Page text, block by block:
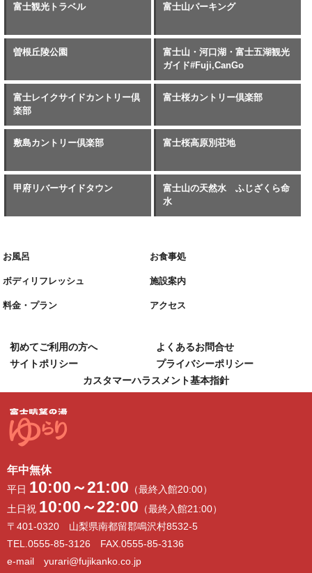
富士観光トラベル 富士山パーキング
曽根丘陵公園
富士山・河口湖・富士五湖観光
ガイド#Fuji,CanGo
富士レイクサイドカントリー倶
楽部
富士桜カントリー倶楽部
敷島カントリー倶楽部 富士桜高原別荘地
甲府リバーサイドタウン
富士山の天然水 ふじざくら命
水
お風呂 お食事処
ボディリフレッシュ 施設案内
料金・プラン アクセス
初めてご利用の方へ
よくあるお問合せ
サイトポリシー
プライバシーポリシー
カスタマーハラスメント基本指針
年中無休
平日 10:00～21:00 （最終入館20:00）
土日祝 10:00～22:00 （最終入館21:00）
〒401-0320 山梨県南都留郡鳴沢村8532-5
TEL.0555-85-3126 FAX.0555-85-3136
e-mail yurari@fujikanko.co.jp